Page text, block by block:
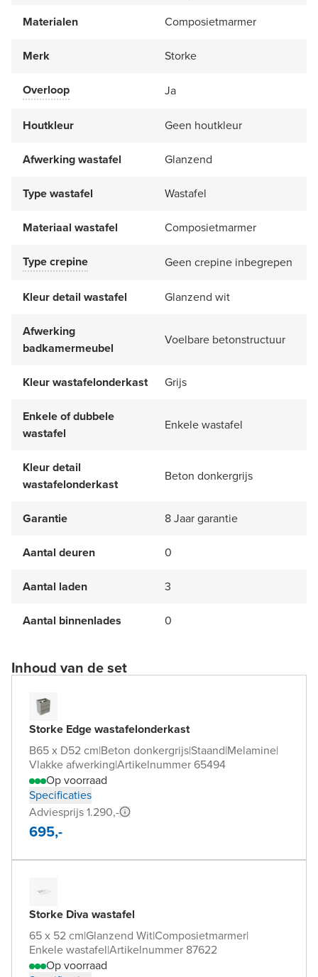
Materialen
Composietmarmer
Merk Storke
Overloop Ja
Houtkleur Geen houtkleur
Afwerking wastafel Glanzend
Type wastafel Wastafel
Materiaal wastafel Composietmarmer
Type crepine Geen crepine inbegrepen
Kleur detail wastafel Glanzend wit
Afwerking
badkamermeubel
Voelbare betonstructuur
Kleur wastafelonderkast Grijs
Enkele of dubbele
wastafel
Enkele wastafel
Kleur detail
wastafelonderkast
Beton donkergrijs
Garantie 8 Jaar garantie
Aantal deuren 0
Aantal laden 3
Aantal binnenlades 0
Inhoud van de set
Storke Edge wastafelonderkast
B65 x D52 cm|Beton donkergrijs|Staand|Melamine|
Vlakke afwerking|Artikelnummer 65494
Op voorraad
Specificaties
Adviesprijs 1.290,-
695,-
Storke Diva wastafel
65 x 52 cm|Glanzend Wit|Composietmarmer|
Enkele wastafel|Artikelnummer 87622
Op voorraad